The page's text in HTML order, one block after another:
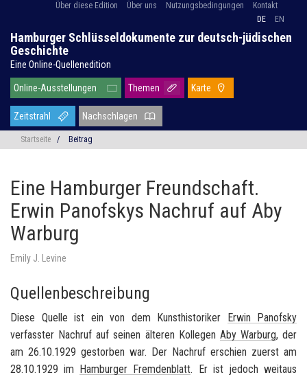
Über diese Edition Über uns Nutzungsbedingungen
Kontakt
DE
EN
Hamburger Schlüsseldokumente zur deutsch-jüdischen
Geschichte
Eine Online-Quellenedition
Online-Ausstellungen Themen Karte
Zeitstrahl Nachschlagen
Startseite / Beitrag
Eine Hamburger Freundschaft.
Erwin Panofskys Nachruf auf Aby
Warburg
Emily J. Levine
Quellenbeschreibung
Diese Quelle ist ein von dem Kunsthistoriker Erwin Panofsky
verfasster Nachruf auf seinen älteren Kollegen Aby Warburg, der
am 26.10.1929 gestorben war. Der Nachruf erschien zuerst am
28.10.1929 im Hamburger Fremdenblatt. Er ist jedoch weitaus